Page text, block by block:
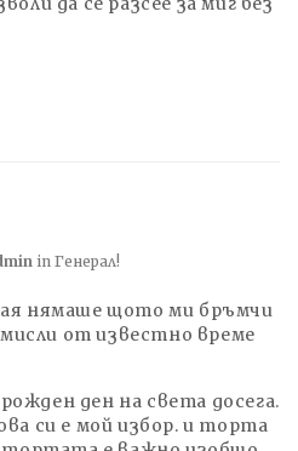
in Генерал!
нямаше щото ми бръмчи
от известно време
ден на света досега.
си е мой избор. и торта